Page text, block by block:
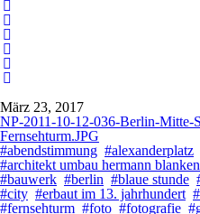
März 23, 2017
NP-2011-10-12-036-Berlin-Mitte-
Fernsehturm.JPG
#abendstimmung #alexanderplatz
#architekt umbau hermann
#bauwerk #berlin #blaue stunde
#city #erbaut im 13. jahrhundert
#fernsehturm #foto #fotografie